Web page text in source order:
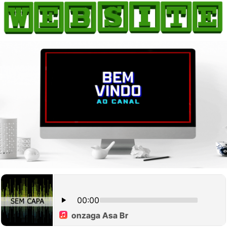
AS NOTÍCIAS DO DIA
CANAL 3CLIMAS
ACONTECEU...VIROU MANCHETE!
BLOGS & COLUNAS
AGÊNCIA DE NOTÍCIAS
CNN BRASIL